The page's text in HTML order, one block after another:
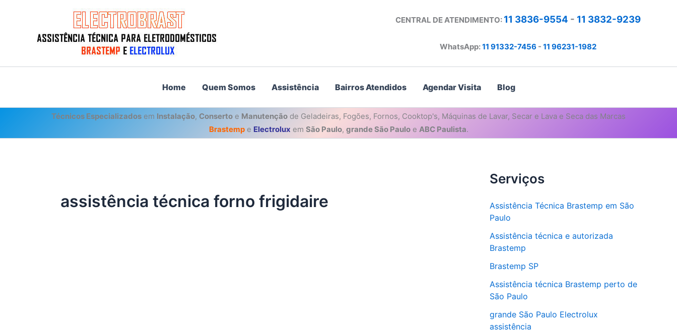
CENTRAL DE ATENDIMENTO: 11 3836-9554 - 11 3832-9239
WhatsApp:11 91332-7456 - 11 96231-1982
Home Quem Somos Assistência Bairros Atendidos Agendar Visita Blog
Técnicos Especializados em Instalação, Conserto e Manutenção de Geladeiras, Fogões, Fornos, Cooktop's, Máquinas de Lavar, Secar e Lava e Seca das Marcas
Brastempe Electrolux em São Paulo, grande São Pauloe ABC Paulista.
assistência técnica forno frigidaire
Serviços
Assistência Técnica Brastemp em São
Paulo
Assistência técnica e autorizada
Brastemp
Brastemp SP
Assistência técnica Brastemp perto de
São Paulo
grande São Paulo Electrolux
assistência